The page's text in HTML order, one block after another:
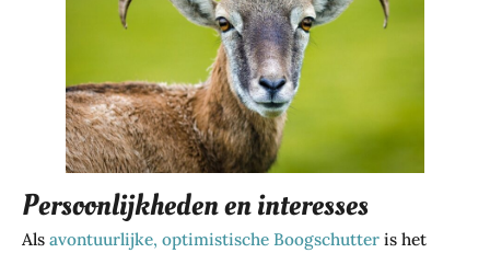
Persoonlijkheden en interesses
Als avontuurlijke, optimistische Boogschutter is het